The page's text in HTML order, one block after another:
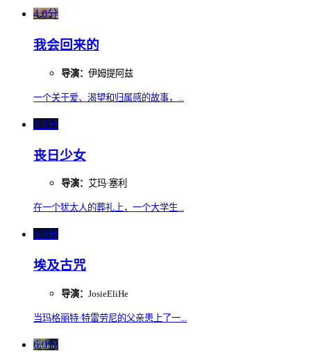
4.0分
我会回来的
导演： 伊姆提阿兹
一个关于爱、渴望和归属感的故事，...
8.0分
丧日少女
导演： 艾玛·塞利
在一个犹太人的葬礼上，一个大学生...
0.0分
埃及古咒
导演： JosieEliHe
当玛格丽特·特雷劳尼的父亲患上了一...
6.0分